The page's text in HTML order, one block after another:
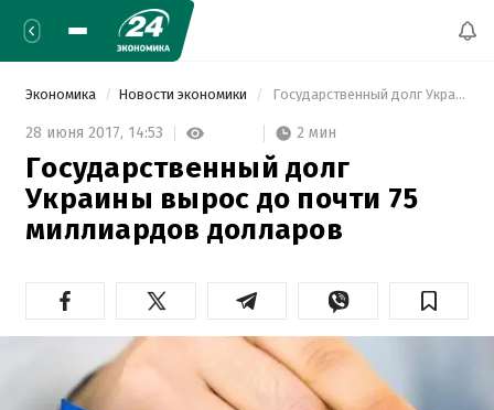
Экономика Новости экономики Государственный долг Украины вырос до почти 75 миллиардов долларов
28 июня 2017, 14:53 2 мин
Государственный долг
Украины вырос до почти 75
миллиардов долларов